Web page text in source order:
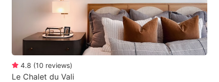
4.8 (10 reviews)
Le Chalet du Vali